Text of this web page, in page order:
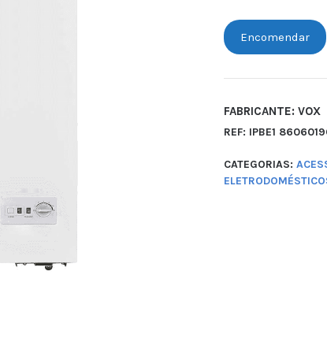
Encomendar
FABRICANTE: VOX
REF: IPBE1
CATEGORIAS: